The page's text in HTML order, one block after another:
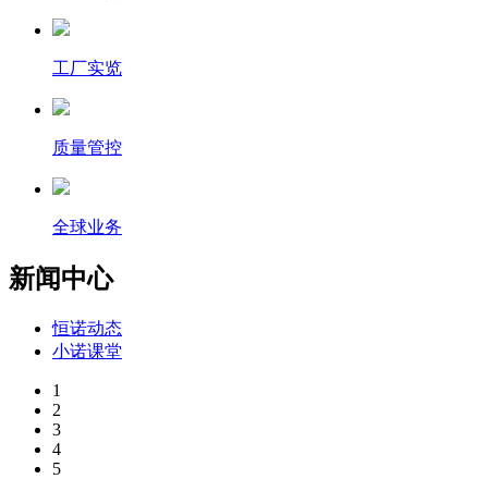
工厂实览
质量管控
全球业务
新闻中心
恒诺动态
小诺课堂
1
2
3
4
5